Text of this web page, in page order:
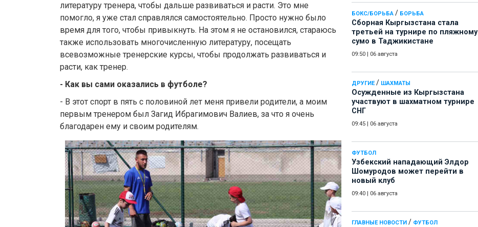
БОКС/БОРЬБА / БОРЬБА
Сборная Кыргызстана стала
третьей на турнире по пляжному
сумо в Таджикистане
09:50 06 августа
ДРУГИЕ/ ШАХМАТЫ
Осужденные из Кыргызстана
участвуют в шахматном турнире
СНГ
09:45 06 августа
ФУТБОЛ
Узбекский нападающий Элдор
Шомуродов может перейти в
новый клуб
09:40 06 августа
ГЛАВНЫЕ НОВОСТИ / ФУТБОЛ
литературу тренера, чтобы дальше развиваться и расти. Это мне
помогло, я уже стал справлялся самостоятельно. Просто нужно было
время для того, чтобы привыкнуть. На этом я не остановился, стараюсь
также использовать многочисленную литературу, посещать
всевозможные тренерские курсы, чтобы продолжать развиваться и
расти, как тренер.
- Как вы сами оказались в футболе?
- В этот спорт в пять с половиной лет меня привели родители, а моим
первым тренером был Загид Ибрагимович Валиев, за что я очень
благодарен ему и своим родителям.